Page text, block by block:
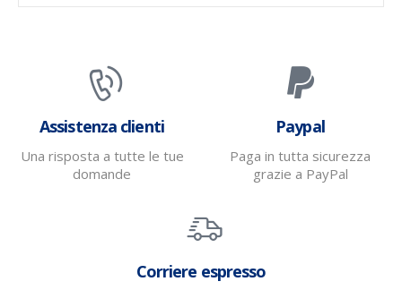
Assistenza clienti
Una risposta a tutte le tue
domande
Paypal
Paga in tutta sicurezza
grazie a PayPal
Corriere espresso